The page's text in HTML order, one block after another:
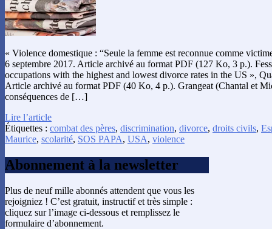
« Violence domestique : “Seule la femme est reconnue comme
6 septembre 2017. Article archivé au format PDF (127 Ko, 3 p.).
occupations with the highest and lowest divorce rates in the US »,
Article archivé au format PDF (40 Ko, 4 p.). Grangeat (Chantal et
conséquences de […]
Lire l’article
Étiquettes : combat des pères, discrimination, divorce, droits civils,
Maurice, scolarité, SOS PAPA, USA, violence
Abonnement à la newsletter
Plus de neuf mille abonnés attendent que vous les
rejoigniez ! C’est gratuit, instructif et très simple :
cliquez sur l’image ci-dessous et remplissez le
formulaire d’abonnement.